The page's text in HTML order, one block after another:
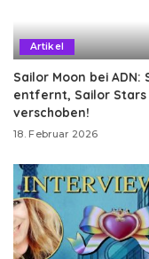
Artikel
Sailor Moon bei ADN:
entfernt, Sailor Stars
verschoben!
18. Februar 2026